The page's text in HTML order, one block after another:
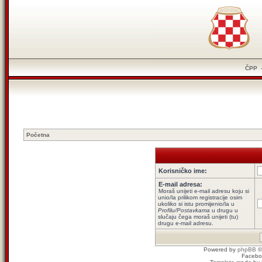
ČPP
Početna
Korisničko ime:
E-mail adresa:
Moraš unijeti e-mail adresu koju si
unio/la prilikom registracije osim
ukoliko si istu promijenio/la u
Profilu/Postavkama u drugu u
slučaju čega moraš unijeti (tu)
drugu e-mail adresu.
Powered by phpBB